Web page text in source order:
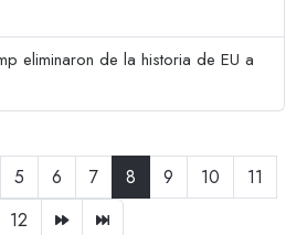
eliminaron de la historia de EU a
5 6 7 8 9 10
11
12